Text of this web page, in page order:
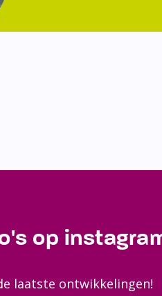
op
laatste ontwikkelingen!